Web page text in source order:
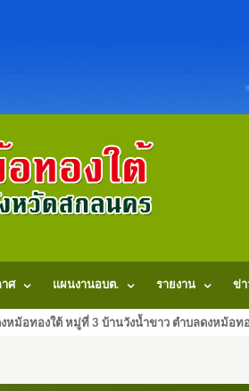
าศ แผนงานอบต. รายงาน ข่า
หม้อทองใต้ หมู่ที่ 3 บ้านวังน้ำขาว ตำบลดงหม้อท